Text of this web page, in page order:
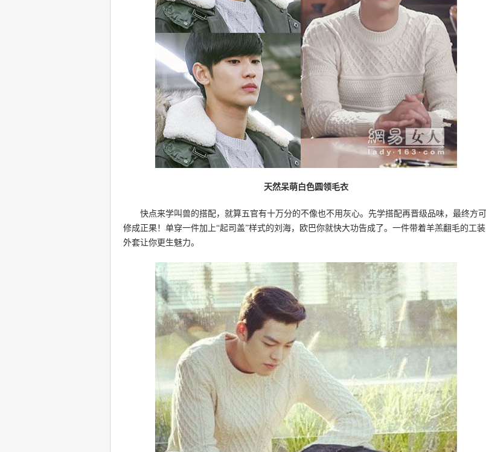
天然呆萌白色圆领毛衣
快点来学叫兽的搭配，就算五官有十万分的不像也不用灰心。先学搭配再晋级品味，最终方可
修成正果！单穿一件加上“起司盖”样式的刘海，欧巴你就快大功告成了。一件带着羊羔翻毛的工装
外套让你更生魅力。